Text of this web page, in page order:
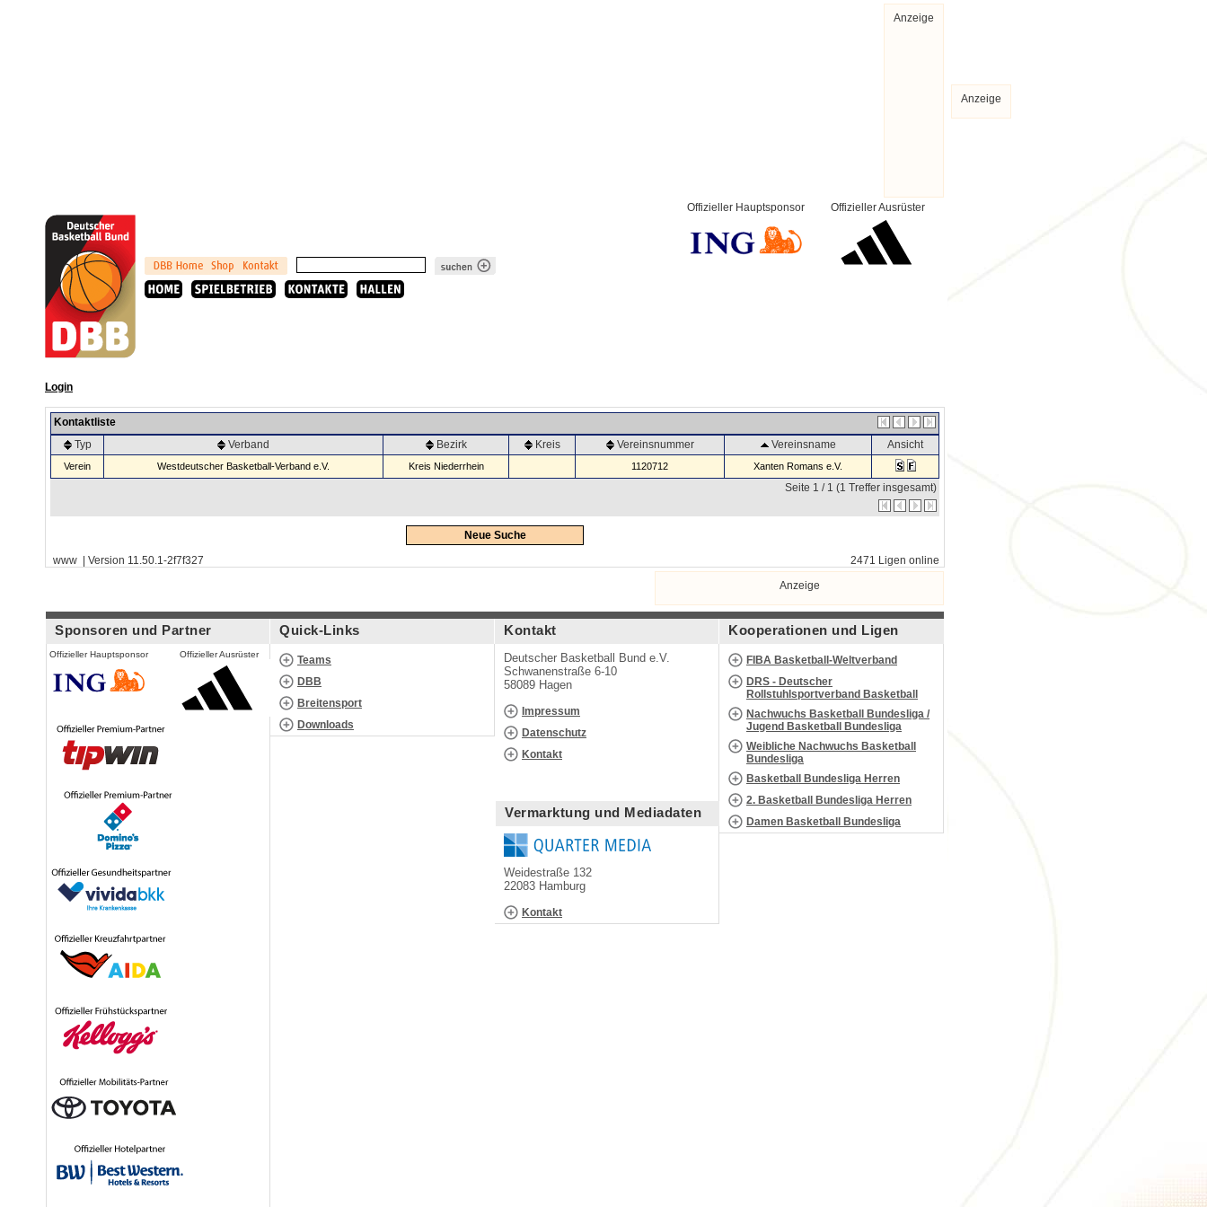
Anzeige
Offizieller Ausrüster
Offizieller Hauptsponsor
Login
Kontaktliste
Typ
Verband Bezirk Kreis Vereinsnummer Vereinsname Ansicht
Verein Westdeutscher Basketball-Verband e.V. Kreis Niederrhein 1120712 Xanten Romans e.V.
Seite 1 / 1 (1 Treffer insgesamt)
Neue Suche
www | Version 11.50.1-2f7f327
2471 Ligen online
Anzeige
Sponsoren und Partner
Offizieller Hauptsponsor Offizieller Ausrüster
Quick-Links
Teams
DBB
Breitensport
Downloads
Kontakt
Deutscher Basketball Bund e.V.
Schwanenstraße 6-10
58089 Hagen
Impressum
Datenschutz
Kontakt
Vermarktung und Mediadaten
Weidestraße 132
22083 Hamburg
Kontakt
Kooperationen und Ligen
FIBA Basketball-Weltverband
DRS - Deutscher
Rollstuhlsportverband Basketball
Nachwuchs Basketball Bundesliga /
Jugend Basketball Bundesliga
Weibliche Nachwuchs Basketball
Bundesliga
Basketball Bundesliga Herren
2. Basketball Bundesliga Herren
Damen Basketball Bundesliga
Anzeige